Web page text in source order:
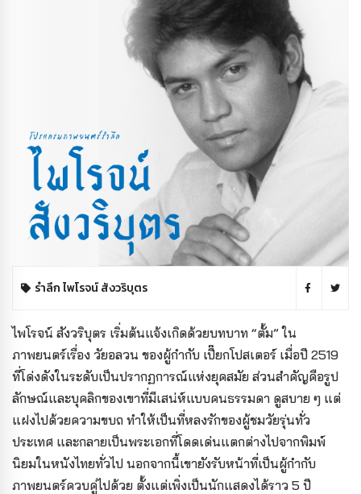
รำลึก ไพโรจน์ สังวริบุตร
ไพโรจน์ สังวริบุตร เริ่มต้นแจ้งเกิดด้วยบทบาท “ตั้ม” ใน
ภาพยนตร์เรื่อง วัยอลวน ของผู้กำกับ เปี๊ยกโปสเตอร์ เมื่อปี 2519
ที่โด่งดังในระดับเป็นปรากฏการณ์แห่งยุคสมัย ส่วนสำคัญคือรูป
ลักษณ์และบุคลิกของเขาที่มีเสน่ห์แบบคนธรรมดา ดูสบาย ๆ แต่
แฝงไปด้วยความขบถ ทำให้เป็นที่หลงรักของผู้ชมวัยรุ่นทั่ว
ประเทศ และกลายเป็นพระเอกที่โดดเด่นแตกต่างไปจากพิมพ์
นิยมในหนังไทยทั่วไป นอกจากนี้เขายังรับหน้าที่เป็นผู้กำกับ
ภาพยนตร์ควบคู่ไปด้วย ตั้งแต่เพิ่งเป็นนักแสดงได้ราว 5 ปี